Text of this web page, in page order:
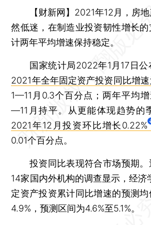
【财新网】 2021年12月，房
然低迷，在制造业投资韧性增长
计两年平均增速保持稳定。
国家统计局2022年1月17日公
2021年全年固定资产投资同比增
1—11月0.3个百分点；两年平均
—11月持平。从更能体现趋势的
2021年12月投资环比增长0.22%
0.01个百分点。
投资同比表现符合市场预期。
14家国内外机构的调查显示，经济
定资产投资累计同比增速的预测
4.9%，预测区间为4.6%至5.1%。